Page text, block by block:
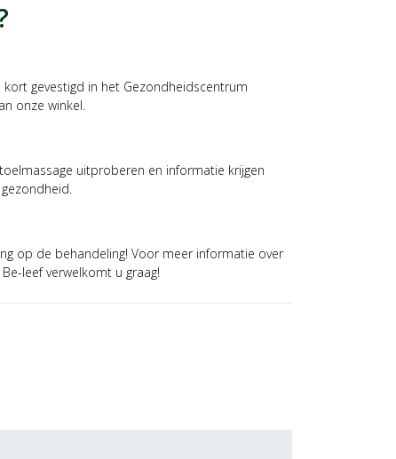
gevestigd in het Gezondheidscentrum
onze winkel.
uitproberen en informatie krijgen
op de behandeling! Voor meer informatie over
Be-leef verwelkomt u graag!